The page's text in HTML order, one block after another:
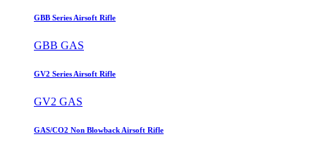
GBB Series Airsoft Rifle
GBB GAS
GV2 Series Airsoft Rifle
GV2 GAS
GAS/CO2 Non Blowback Airsoft Rifle